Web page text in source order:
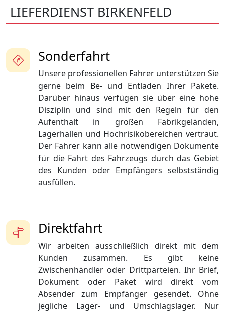
LIEFERDIENST BIRKENFELD
Sonderfahrt
Unsere professionellen Fahrer unterstützen Sie
gerne beim Be- und Entladen Ihrer Pakete.
Darüber hinaus verfügen sie über eine hohe
Disziplin und sind mit den Regeln für den
Aufenthalt in großen Fabrikgeländen,
Lagerhallen und Hochrisikobereichen vertraut.
Der Fahrer kann alle notwendigen Dokumente
für die Fahrt des Fahrzeugs durch das Gebiet
des Kunden oder Empfängers selbstständig
ausfüllen.
Direktfahrt
Wir arbeiten ausschließlich direkt mit dem
Kunden zusammen. Es gibt keine
Zwischenhändler oder Drittparteien. Ihr Brief,
Dokument oder Paket wird direkt vom
Absender zum Empfänger gesendet. Ohne
jegliche Lager- und Umschlagslager. Nur